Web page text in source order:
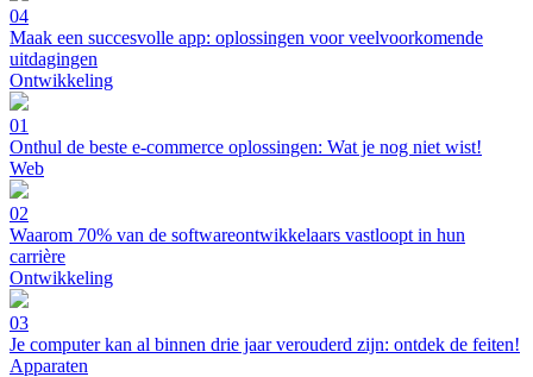
04
Maak een succesvolle app: oplossingen voor veelvoorkomende
uitdagingen
Ontwikkeling
01
Onthul de beste e-commerce oplossingen: Wat je nog niet wist!
Web
02
Waarom 70% van de softwareontwikkelaars vastloopt in hun
carrière
Ontwikkeling
03
Je computer kan al binnen drie jaar verouderd zijn: ontdek de feiten!
Apparaten